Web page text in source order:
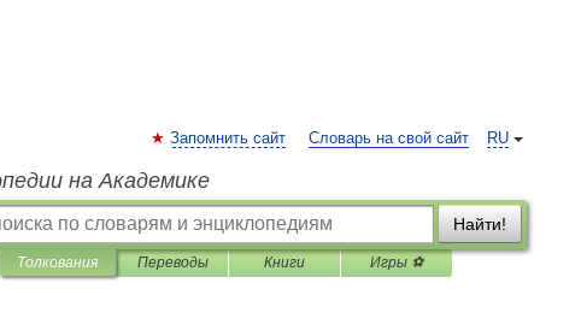
RU
Запомнить сайт Словарь на свой сайт
на Академике
Найти!
Толкования Переводы Книги Игры ⚽